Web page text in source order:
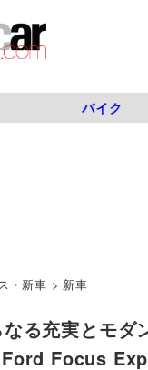
バイク
・新車 > 新車
る充実とモ
Focus